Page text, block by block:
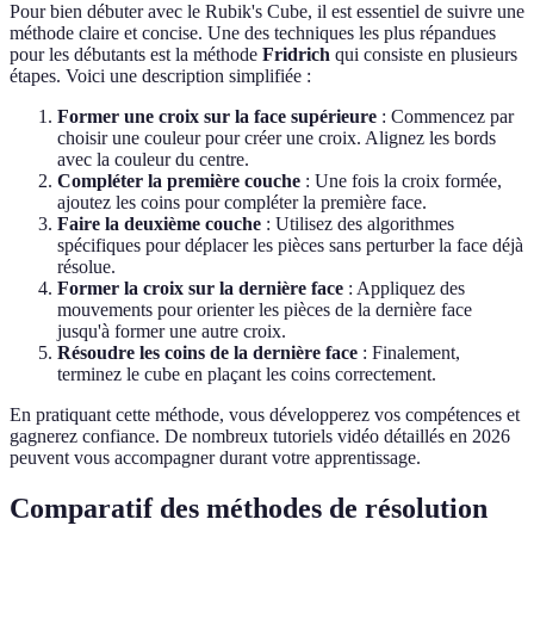
Pour bien débuter avec le Rubik's Cube, il est essentiel de suivre une
méthode claire et concise. Une des techniques les plus répandues
pour les débutants est la méthode Fridrich qui consiste en plusieurs
étapes. Voici une description simplifiée :
Former une croix sur la face supérieure : Commencez par
choisir une couleur pour créer une croix. Alignez les bords
avec la couleur du centre.
Compléter la première couche : Une fois la croix formée,
ajoutez les coins pour compléter la première face.
Faire la deuxième couche : Utilisez des algorithmes
spécifiques pour déplacer les pièces sans perturber la face déjà
résolue.
Former la croix sur la dernière face : Appliquez des
mouvements pour orienter les pièces de la dernière face
jusqu'à former une autre croix.
Résoudre les coins de la dernière face : Finalement,
terminez le cube en plaçant les coins correctement.
En pratiquant cette méthode, vous développerez vos compétences et
gagnerez confiance. De nombreux tutoriels vidéo détaillés en 2026
peuvent vous accompagner durant votre apprentissage.
Comparatif des méthodes de résolution